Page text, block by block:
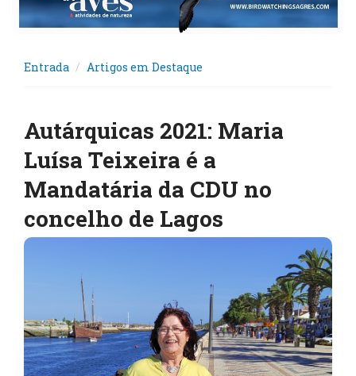
Entrada Artigos em Destaque
Autárquicas 2021: Maria
Luísa Teixeira é a
Mandatária da CDU no
concelho de Lagos